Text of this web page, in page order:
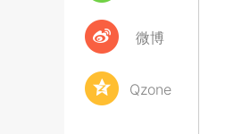
微博
Qzone